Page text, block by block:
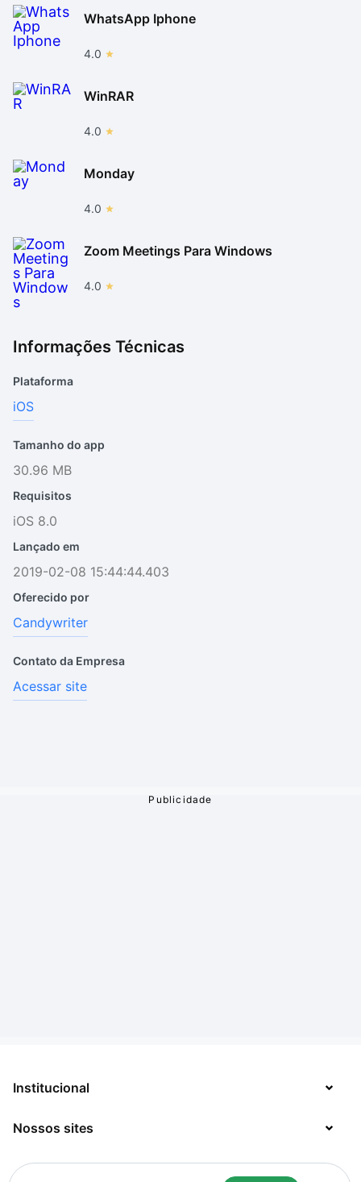
WhatsApp Iphone
4.0
WinRAR
4.0
Monday
4.0
Zoom Meetings Para Windows
4.0
Informações Técnicas
Plataforma
iOS
Tamanho do app
30.96 MB
Requisitos
iOS 8.0
Lançado em
2019-02-08 15:44:44.403
Oferecido por
Candywriter
Contato da Empresa
Acessar site
Institucional
Sobre
Contato
Nossos sites
TecMundo